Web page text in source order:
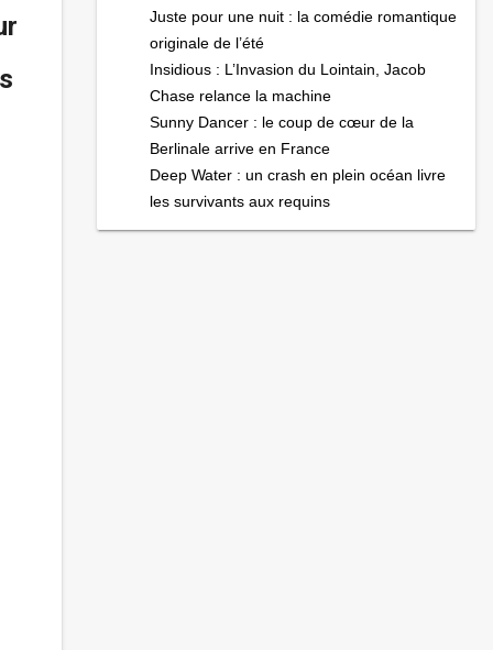
Juste pour une nuit : la comédie romantique
originale de l’été
Insidious : L’Invasion du Lointain, Jacob
Chase relance la machine
Sunny Dancer : le coup de cœur de la
Berlinale arrive en France
Deep Water : un crash en plein océan livre
les survivants aux requins